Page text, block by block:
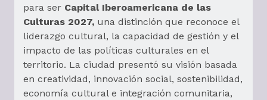
para ser Capital Iberoamericana de las
Culturas 2027, una distinción que reconoce el
liderazgo cultural, la capacidad de gestión y el
impacto de las políticas culturales en el
territorio. La ciudad presentó su visión basada
en creatividad, innovación social, sostenibilidad,
economía cultural e integración comunitaria,